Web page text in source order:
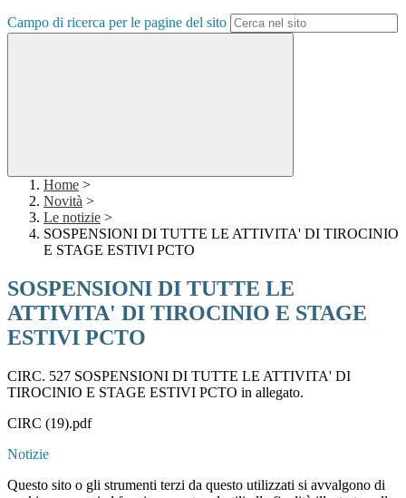
Campo di ricerca per le pagine del sito
Home >
Novità >
Le notizie >
SOSPENSIONI DI TUTTE LE ATTIVITA' DI TIROCINIO
E STAGE ESTIVI PCTO
SOSPENSIONI DI TUTTE LE
ATTIVITA' DI TIROCINIO E STAGE
ESTIVI PCTO
CIRC. 527 SOSPENSIONI DI TUTTE LE ATTIVITA' DI
TIROCINIO E STAGE ESTIVI PCTO in allegato.
CIRC (19).pdf
Notizie
Questo sito o gli strumenti terzi da questo utilizzati si avvalgono di